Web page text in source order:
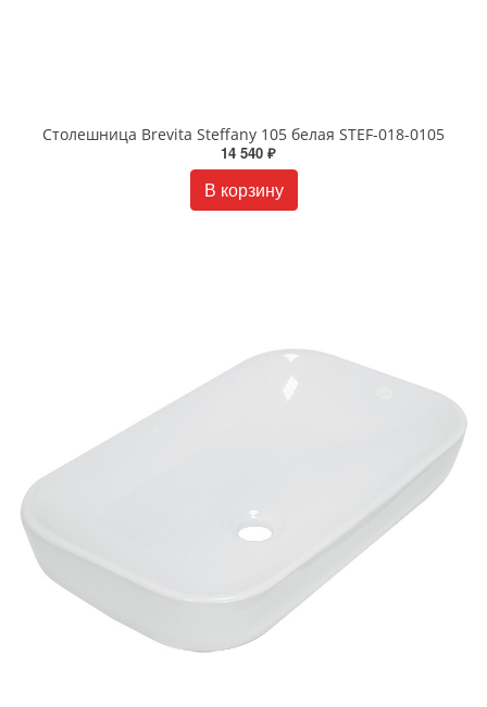
Столешница Brevita Steffany 105 белая STEF-018-0105
14 540 ₽
В корзину